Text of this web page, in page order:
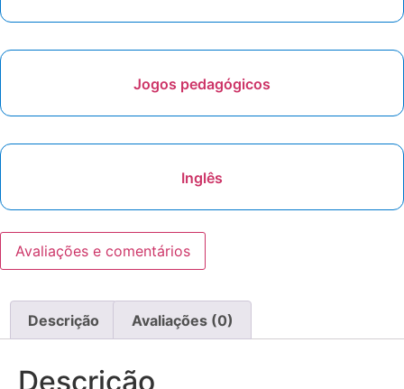
Jogos pedagógicos
Inglês
Avaliações e comentários
Descrição Avaliações (0)
Descrição